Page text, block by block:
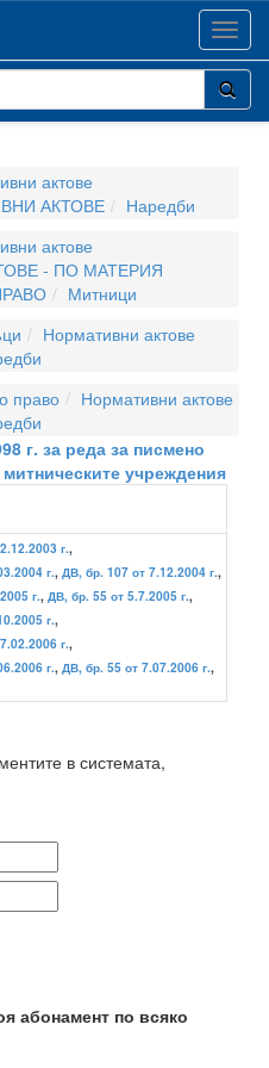
актове
АКТОВЕ
Наредби
актове
- ПО МАТЕРИЯ
Митници
Нормативни актове
право
Нормативни актове
г. за реда за писмено
учреждения
г.,
г., ДВ, бр. 107 от 7.12.2004 г.,
г., ДВ, бр. 55 от 5.7.2005 г.,
г.,
г.,
г., ДВ, бр. 55 от 7.07.2006 г.,
в системата,
абонамент по всяко